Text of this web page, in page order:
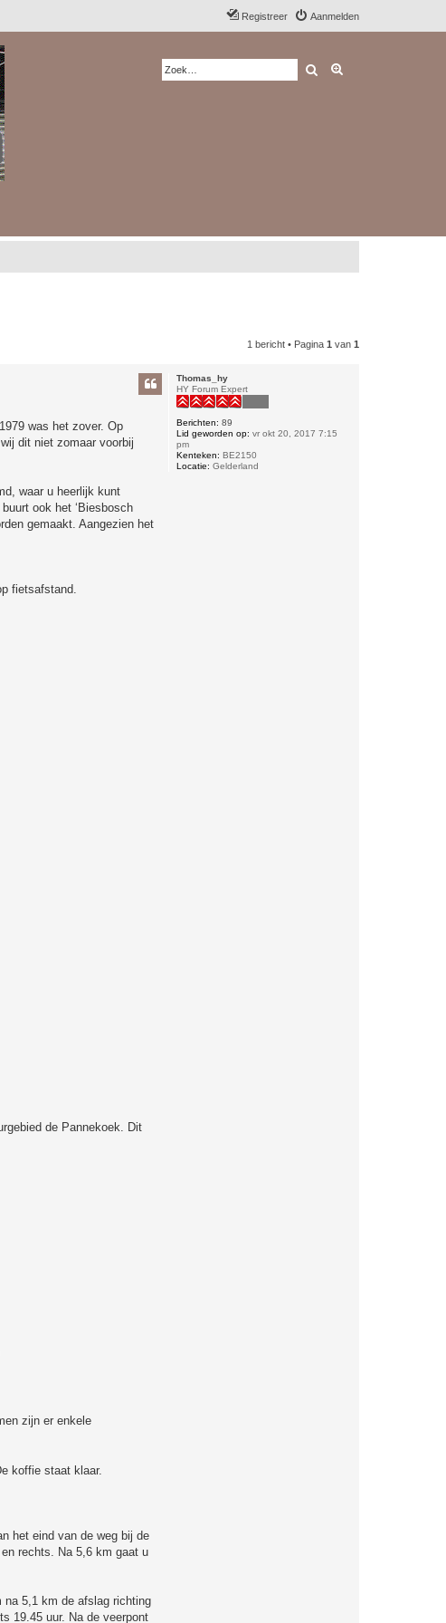
Aanmelden
Registreer
Zoek
1 bericht • Pagina 1 van 1
Thomas_hy
HY Forum Expert
Berichten: 89
Lid geworden op: vr okt 20, 2017 7:15
pm
Kenteken: BE2150
Locatie: Gelderland
was het zover. Op
dit niet zomaar voorbij
waar u heerlijk kunt
ook het ‘Biesbosch
gemaakt. Aangezien het
fietsafstand.
de Pannekoek. Dit
zijn er enkele
koffie staat klaar.
het eind van de weg bij de
rechts. Na 5,6 km gaat u
na 5,1 km de afslag richting
19.45 uur. Na de veerpont